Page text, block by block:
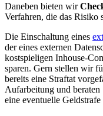
Daneben bieten wir
Verfahren, die das Risiko
Die Einschaltung eines
der eines externen
kostspieligen Inhouse-
sparen. Gern stellen wir
bereits eine Straftat
Aufarbeitung und beraten
eine eventuelle